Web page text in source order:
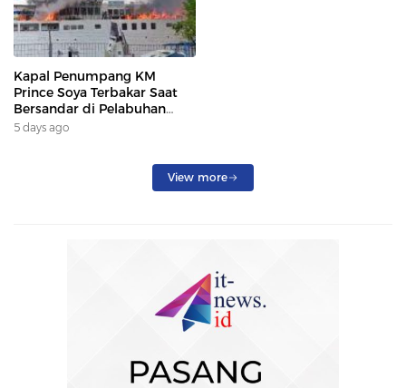
Kapal Penumpang KM
Prince Soya Terbakar Saat
Bersandar di Pelabuhan
Samarinda, Keberangkatan
5 days ago
View more